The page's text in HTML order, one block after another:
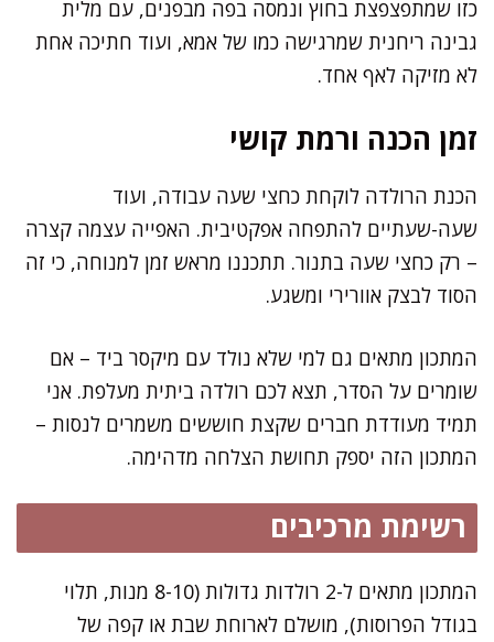
כזו שמתפצפצת בחוץ ונמסה בפה מבפנים, עם מלית
גבינה ריחנית שמרגישה כמו של אמא, ועוד חתיכה אחת
לא מזיקה לאף אחד.
זמן הכנה ורמת קושי
הכנת הרולדה לוקחת כחצי שעה עבודה, ועוד
שעה-שעתיים להתפחה אפקטיבית. האפייה עצמה קצרה
– רק כחצי שעה בתנור. תתכננו מראש זמן למנוחה, כי זה
הסוד לבצק אוורירי ומשגע.
המתכון מתאים גם למי שלא נולד עם מיקסר ביד – אם
שומרים על הסדר, תצא לכם רולדה ביתית מעלפת. אני
תמיד מעודדת חברים שקצת חוששים משמרים לנסות –
המתכון הזה יספק תחושת הצלחה מדהימה.
רשימת מרכיבים
המתכון מתאים ל-2 רולדות גדולות (8-10 מנות, תלוי
בגודל הפרוסות), מושלם לארוחת שבת או קפה של